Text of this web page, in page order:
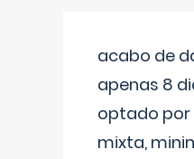
acabo de
apenas 8
optado
mixta,